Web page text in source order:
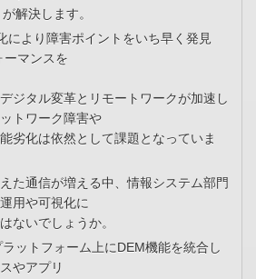
解決します。
により障害ポイントをいち早く発見
ーマンスを
ジタル変革とリモートワークが加速し
トワーク障害や
劣化は依然として課題となっていま
た通信が増える中、情報システム部門
用や可視化に
ないでしょうか。
ットフォーム上にDEM機能を統合し
やアプリ